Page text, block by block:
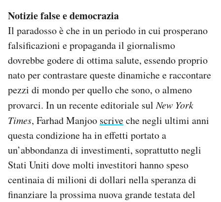
Notizie false e democrazia
Il paradosso è che in un periodo in cui prosperano
falsificazioni e propaganda il giornalismo
dovrebbe godere di ottima salute, essendo proprio
nato per contrastare queste dinamiche e raccontare
pezzi di mondo per quello che sono, o almeno
provarci. In un recente editoriale sulNew York
Times, Farhad Manjoo scriveche negli ultimi anni
questa condizione ha in effetti portato a
un’abbondanza di investimenti, soprattutto negli
Stati Uniti dove molti investitori hanno speso
centinaia di milioni di dollari nella speranza di
finanziare la prossima nuova grande testata del